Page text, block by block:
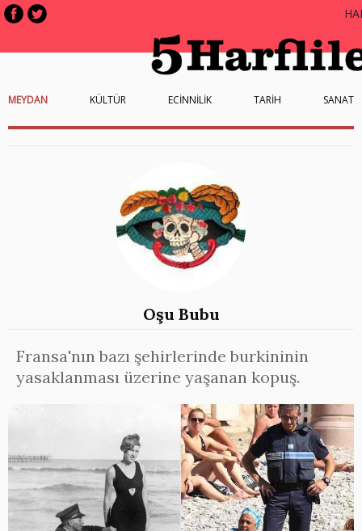
MEYDAN KÜLTÜR ECİNNİLİK TARİH SANAT
Oşu Bubu
Fransa'nın bazı şehirlerinde burkininin
yasaklanması üzerine yaşanan kopuş.